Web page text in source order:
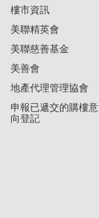
樓市資訊
美聯精英會
美聯慈善基金
美善會
地產代理管理協會
申報已遞交的購樓意
向登記